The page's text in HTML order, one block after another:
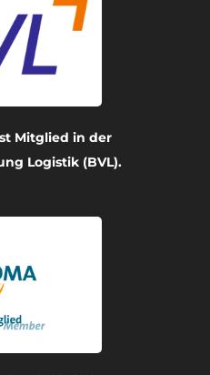
Mitglied in der
Logistik (BVL).